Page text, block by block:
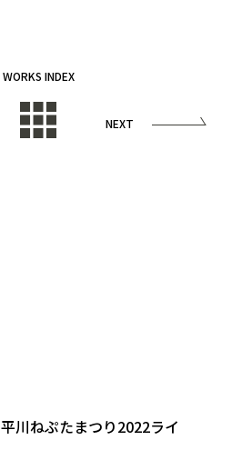
WORKS INDEX
NEXT
平川ねぷたまつり2022ライ